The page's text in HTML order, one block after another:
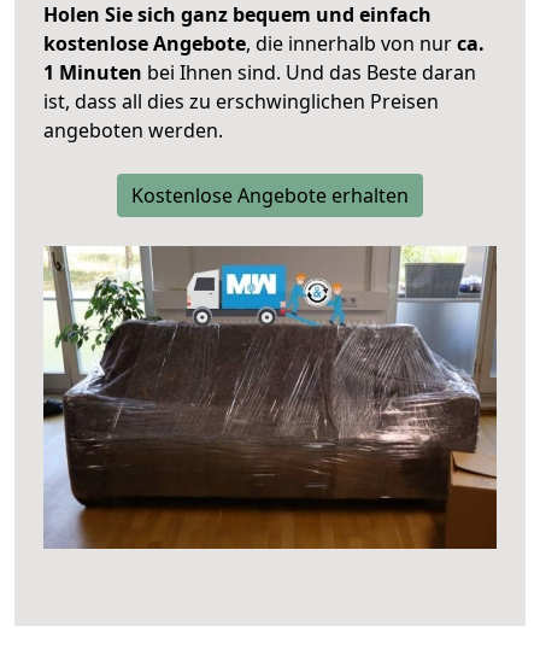
Holen Sie sich ganz bequem und einfach
kostenlose Angebote, die innerhalb von nurca.
1 Minuten bei Ihnen sind. Und das Beste daran
ist, dass all dies zu erschwinglichen Preisen
angeboten werden.
Kostenlose Angebote erhalten